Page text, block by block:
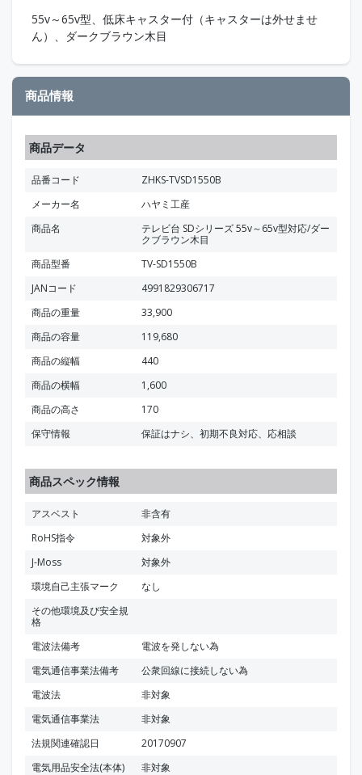
55v～65v型、低床キャスター付（キャスターは外せませ
ん）、ダークブラウン木目
商品情報
商品データ
品番コード
ZHKS-TVSD1550B
メーカー名
ハヤミ工産
商品名
テレビ台 SDシリーズ 55v～65v型対応/ダー
クブラウン木目
商品型番
TV-SD1550B
JANコード
4991829306717
商品の重量
33,900
商品の容量
119,680
商品の縦幅
440
商品の横幅
1,600
商品の高さ
170
保守情報
保証はナシ、初期不良対応、応相談
商品スペック情報
アスベスト
非含有
RoHS指令
対象外
J-Moss
対象外
環境自己主張マーク
なし
その他環境及び安全規
格
電波法備考
電波を発しない為
電気通信事業法備考
公衆回線に接続しない為
電波法
非対象
電気通信事業法
非対象
法規関連確認日
20170907
電気用品安全法(本体)
非対象